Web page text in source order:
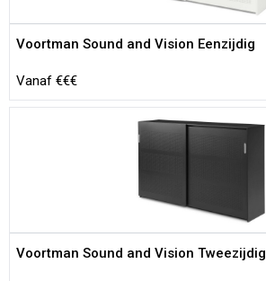
Voortman Sound and Vision Eenzijdig
Vanaf €€€
Voortman Sound and Vision Tweezijdig